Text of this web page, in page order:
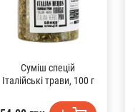
Суміш спецій
Італійські трави, 100 г